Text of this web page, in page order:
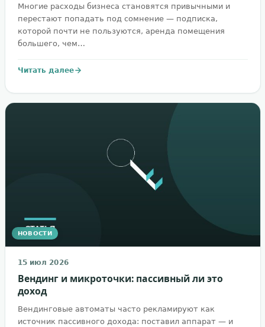
Многие расходы бизнеса становятся привычными и
перестают попадать под сомнение — подписка,
которой почти не пользуются, аренда помещения
большего, чем…
Читать далее
НОВОСТИ
15 июл 2026
Вендинг и микроточки: пассивный ли это
доход
Вендинговые автоматы часто рекламируют как
источник пассивного дохода: поставил аппарат — и